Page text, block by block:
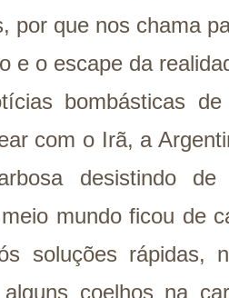
por que nos chama
e o escape da
bombásticas
com o Irã, a
desistindo
mundo ficou de
soluções rápidas,
coelhos na